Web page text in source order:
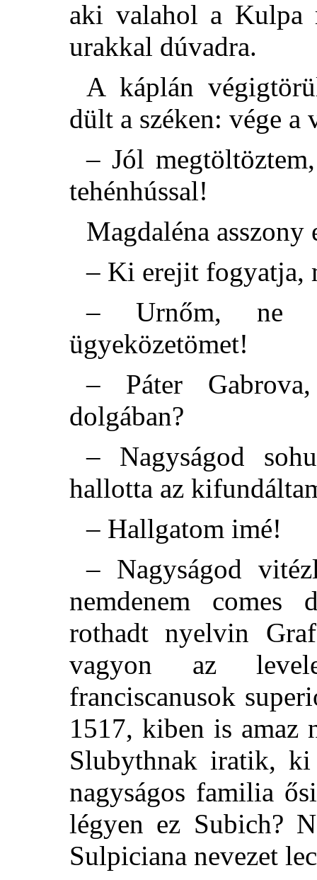
aki valahol a Kulpa
urakkal dúvadra.
A káplán
dült a széken: vége a
– Jól
tehénhússal!
Magdaléna
– Ki erejit fogyatja,
– Urnőm, ne
ügyeközetömet!
– Páter
dolgában?
– Nagyságod
hallotta az
– Hallgatom imé!
– Nagyságod
nemdenem comes
rothadt nyelvin
vagyon az
franciscanusok
1517, kiben is
Slubythnak iratik,
nagyságos familia
légyen ez Subich?
Sulpiciana nevezet